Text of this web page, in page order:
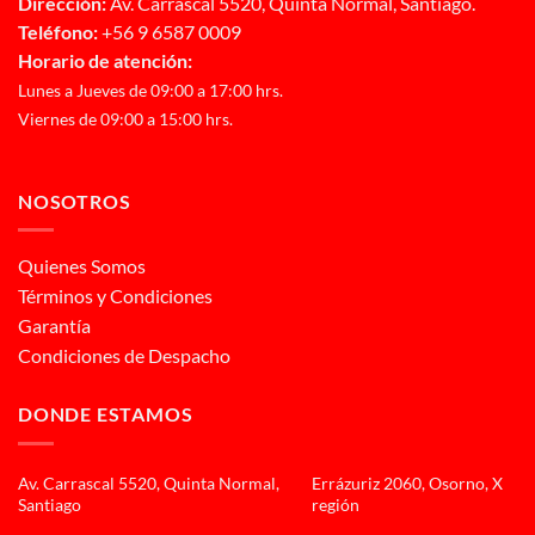
Teléfono:+56 9 6587 0009
Horario de atención:
Lunes a Jueves de 09:00 a 17:00 hrs.
Viernes de 09:00 a 15:00 hrs.
NOSOTROS
Quienes Somos
Términos y Condiciones
Garantía
Condiciones de Despacho
DONDE ESTAMOS
Av. Carrascal 5520, Quinta Normal,
Santiago
Errázuriz 2060, Osorno, X
región